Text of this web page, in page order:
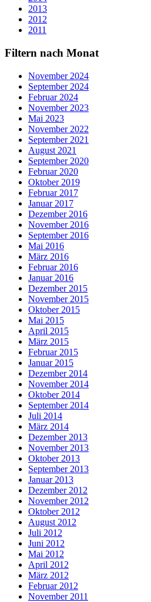
2013
2012
2011
Filtern nach Monat
November 2024
September 2024
Februar 2024
November 2023
Mai 2023
November 2022
September 2021
August 2021
September 2020
Februar 2020
Oktober 2019
Februar 2017
Januar 2017
Dezember 2016
November 2016
September 2016
Mai 2016
März 2016
Februar 2016
Januar 2016
Dezember 2015
November 2015
Oktober 2015
Mai 2015
April 2015
März 2015
Februar 2015
Januar 2015
Dezember 2014
November 2014
Oktober 2014
September 2014
Juli 2014
März 2014
Dezember 2013
November 2013
Oktober 2013
September 2013
Januar 2013
Dezember 2012
November 2012
Oktober 2012
August 2012
Juli 2012
Juni 2012
Mai 2012
April 2012
März 2012
Februar 2012
November 2011